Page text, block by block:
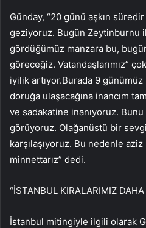
Günday, “20 günü aşkın
geziyoruz. Bugün Zeytinburnu
gördüğümüz manzara bu,
göreceğiz. Vatandaşlarımız”
iyilik artıyor.Burada 9 günümüz
doruğa ulaşacağına inancım
ve sadakatine inanıyoruz.
görüyoruz. Olağanüstü bir
karşılaşıyoruz. Bu nedenle
minnettarız” dedi.
“İSTANBUL KIRALARIMIZ
İstanbul mitingiyle ilgili olarak